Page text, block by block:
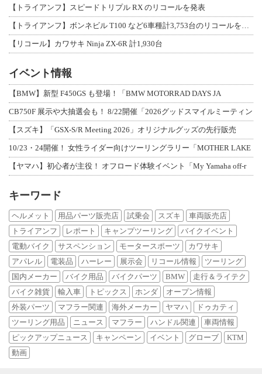
【トライアンフ】スピードトリプル RX のリコールを発表
【トライアンフ】ボンネビル T100 など6車種計3,753台のリコールを発表
【リコール】カワサキ Ninja ZX-6R 計1,930台
イベント情報
【BMW】新型 F450GS も登場！「BMW MOTORRAD DAYS JA
CB750F 展示や大抽選会も！ 8/22開催「2026グッドスマイルミーティン
【スズキ】「GSX-S/R Meeting 2026」オリジナルグッズの先行販売
10/23・24開催！ 女性ライダー向けツーリングラリー「MOTHER LAKE
【ヤマハ】初心者が主役！ オフロード体験イベント「My Yamaha off-r
キーワード
ヘルメット 用品パーツ販売店 試乗会 スズキ
車両販売店
トライアンフ
レポート キャンプツーリング
バイクイベント
電動バイク
サスペンション モータースポーツ
カワサキ
アパレル
電装品 ハーレー 展示会 リコール情報
ツーリング
国内メーカー
バイク用品 バイクパーツ BMW
走行＆ライテク
バイク雑貨
輸入車 トピックス ホンダ
オープン情報
外装パーツ
マフラー関連 海外メーカー ヤマハ
ドゥカティ
ツーリング用品
ニュース マフラー ハンドル関連
車両情報
ピックアップニュース
キャンペーン イベント グローブ
KTM
動画